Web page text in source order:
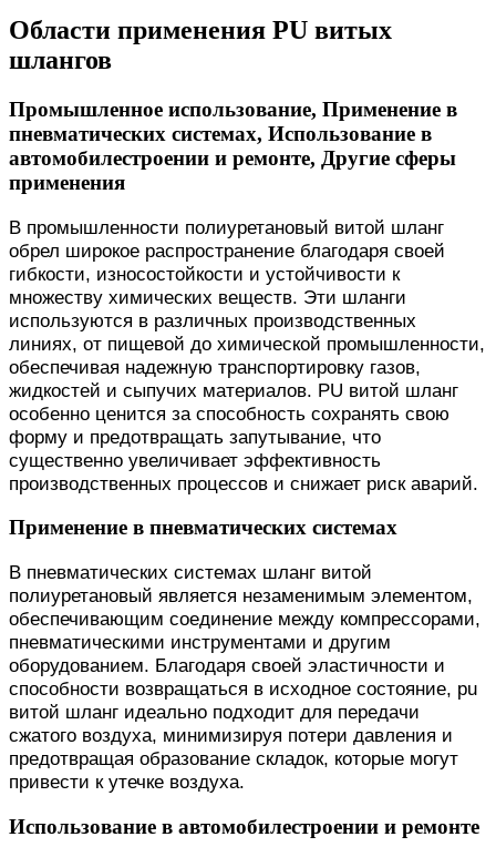
Области применения PU витых
шлангов
Промышленное использование, Применение в
пневматических системах, Использование в
автомобилестроении и ремонте, Другие сферы
применения
В промышленности полиуретановый витой шланг
обрел широкое распространение благодаря своей
гибкости, износостойкости и устойчивости к
множеству химических веществ. Эти шланги
используются в различных производственных
линиях, от пищевой до химической промышленности,
обеспечивая надежную транспортировку газов,
жидкостей и сыпучих материалов. PU витой шланг
особенно ценится за способность сохранять свою
форму и предотвращать запутывание, что
существенно увеличивает эффективность
производственных процессов и снижает риск аварий.
Применение в пневматических системах
В пневматических системах шланг витой
полиуретановый является незаменимым элементом,
обеспечивающим соединение между компрессорами,
пневматическими инструментами и другим
оборудованием. Благодаря своей эластичности и
способности возвращаться в исходное состояние, pu
витой шланг идеально подходит для передачи
сжатого воздуха, минимизируя потери давления и
предотвращая образование складок, которые могут
привести к утечке воздуха.
Использование в автомобилестроении и ремонте